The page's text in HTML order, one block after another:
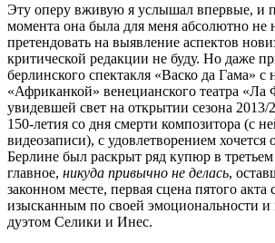
Эту оперу вживую я услышал впервые, и
момента она была для меня абсолютно не
претендовать на выявление аспектов
критической редакции не буду. Но даже
берлинского спектакля «Васко да Гама» с
«Африканкой» венецианского театра «Ла
увидевшей свет на открытии сезона 2013/
150-летия со дня смерти композитора (с
видеозаписи), с удовлетворением хочется
Берлине был раскрыт ряд купюр в третьем
главное, никуда привычно не делась,
законном месте, первая сцена пятого
изысканным по своей эмоциональности и
дуэтом Селики и Инес.